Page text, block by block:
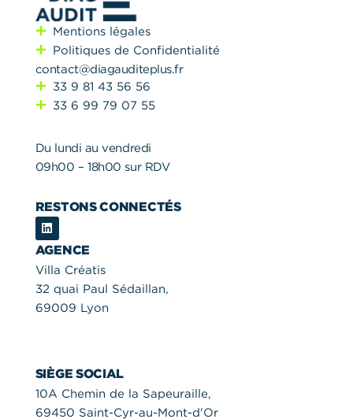
Mentions légales
Politiques de Confidentialité
contact@diagauditeplus.fr
33 9 81 43 56 56
33 6 99 79 07 55
Du lundi au vendredi
09h00 – 18h00 sur RDV
RESTONS CONNECTÉS
L
i
n
k
e
i
n
AGENCE
Villa Créatis
32 quai Paul Sédaillan,
69009 Lyon
SIÈGE SOCIAL
10A Chemin de la Sapeuraille,
69450 Saint-Cyr-au-Mont-d'Or